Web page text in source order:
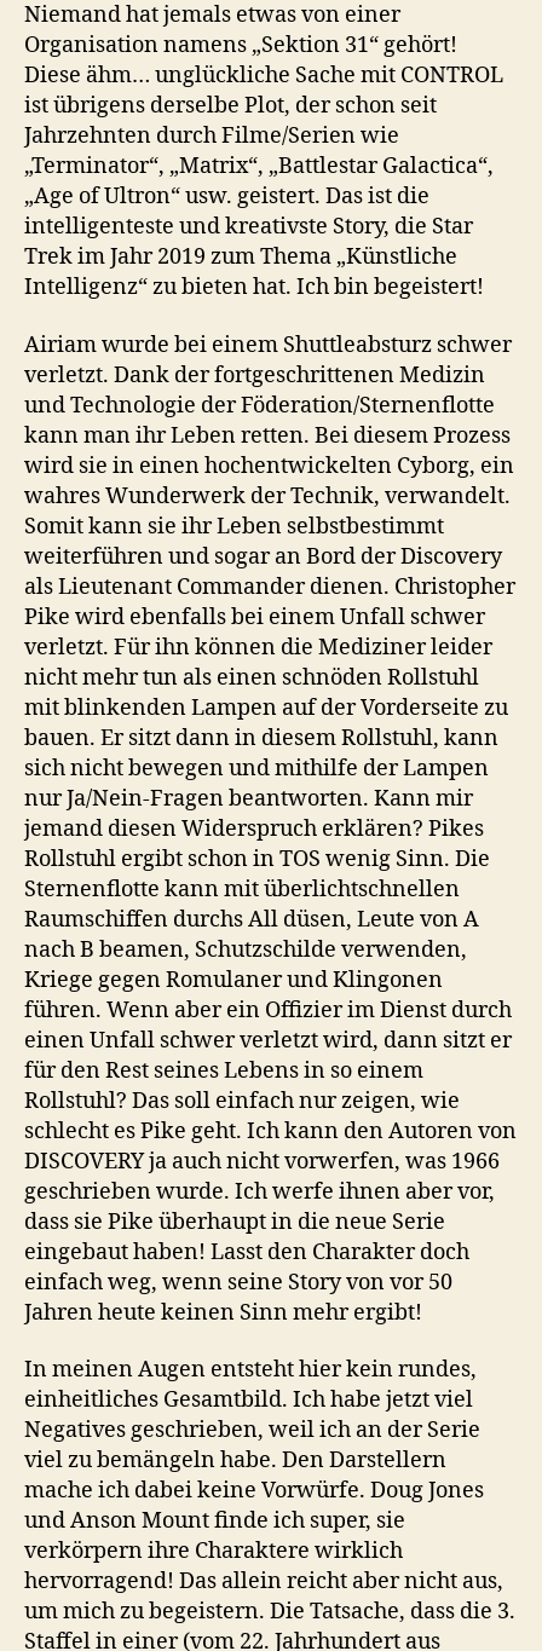
Niemand hat jemals etwas von einer
Organisation namens „Sektion 31“ gehört!
Diese ähm… unglückliche Sache mit CONTROL
ist übrigens derselbe Plot, der schon seit
Jahrzehnten durch Filme/Serien wie
„Terminator“, „Matrix“, „Battlestar Galactica“,
„Age of Ultron“ usw. geistert. Das ist die
intelligenteste und kreativste Story, die Star
Trek im Jahr 2019 zum Thema „Künstliche
Intelligenz“ zu bieten hat. Ich bin begeistert!
Airiam wurde bei einem Shuttleabsturz schwer
verletzt. Dank der fortgeschrittenen Medizin
und Technologie der Föderation/Sternenflotte
kann man ihr Leben retten. Bei diesem Prozess
wird sie in einen hochentwickelten Cyborg, ein
wahres Wunderwerk der Technik, verwandelt.
Somit kann sie ihr Leben selbstbestimmt
weiterführen und sogar an Bord der Discovery
als Lieutenant Commander dienen. Christopher
Pike wird ebenfalls bei einem Unfall schwer
verletzt. Für ihn können die Mediziner leider
nicht mehr tun als einen schnöden Rollstuhl
mit blinkenden Lampen auf der Vorderseite zu
bauen. Er sitzt dann in diesem Rollstuhl, kann
sich nicht bewegen und mithilfe der Lampen
nur Ja/Nein-Fragen beantworten. Kann mir
jemand diesen Widerspruch erklären? Pikes
Rollstuhl ergibt schon in TOS wenig Sinn. Die
Sternenflotte kann mit überlichtschnellen
Raumschiffen durchs All düsen, Leute von A
nach B beamen, Schutzschilde verwenden,
Kriege gegen Romulaner und Klingonen
führen. Wenn aber ein Offizier im Dienst durch
einen Unfall schwer verletzt wird, dann sitzt er
für den Rest seines Lebens in so einem
Rollstuhl? Das soll einfach nur zeigen, wie
schlecht es Pike geht. Ich kann den Autoren von
DISCOVERY ja auch nicht vorwerfen, was 1966
geschrieben wurde. Ich werfe ihnen aber vor,
dass sie Pike überhaupt in die neue Serie
eingebaut haben! Lasst den Charakter doch
einfach weg, wenn seine Story von vor 50
Jahren heute keinen Sinn mehr ergibt!
In meinen Augen entsteht hier kein rundes,
einheitliches Gesamtbild. Ich habe jetzt viel
Negatives geschrieben, weil ich an der Serie
viel zu bemängeln habe. Den Darstellern
mache ich dabei keine Vorwürfe. Doug Jones
und Anson Mount finde ich super, sie
verkörpern ihre Charaktere wirklich
hervorragend! Das allein reicht aber nicht aus,
um mich zu begeistern. Die Tatsache, dass die 3.
Staffel in einer (vom 22. Jahrhundert aus